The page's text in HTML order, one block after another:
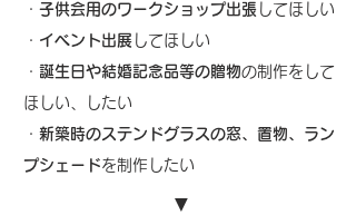
・ 子供会用のワークショップ出張 してほしい
・ イベント出展 してほしい
・ 誕生日や結婚記念品等の贈物の制作をして
ほしい、したい
・ 新築時のステンドグラスの窓、置物、ラン
プシェードを制作したい
▼